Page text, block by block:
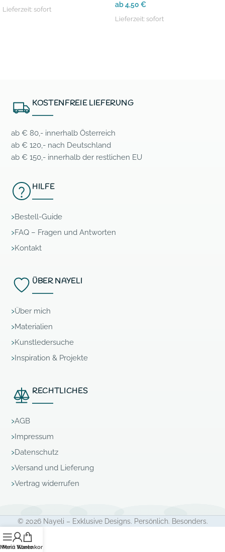
Lieferzeit: sofort
ab4,50 €
Lieferzeit: sofort
KOSTENFREIE LIEFERUNG
ab € 80,- innerhalb Österreich
ab € 120,- nach Deutschland
ab € 150,- innerhalb der restlichen EU
HILFE
Bestell-Guide
FAQ – Fragen und Antworten
Kontakt
ÜBER NAYELI
Über mich
Materialien
Kunstledersuche
Inspiration & Projekte
RECHTLICHES
AGB
Impressum
Datenschutz
Versand und Lieferung
Vertrag widerrufen
© 2026 Nayeli – Exklusive Designs. Persönlich. Besonders.
Menü
Mein Konto
Warenkorb